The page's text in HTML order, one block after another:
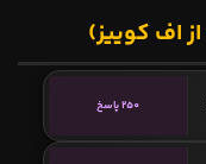
اف کوییز)
250 پاسخ